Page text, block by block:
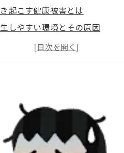
起こす健康被害とは
しやすい環境とその原因
るアレルギー反応とその症状
る健康被害を防ぐための生活習慣
するよくある質問とその回答
・カビ対策はカビバスターズ